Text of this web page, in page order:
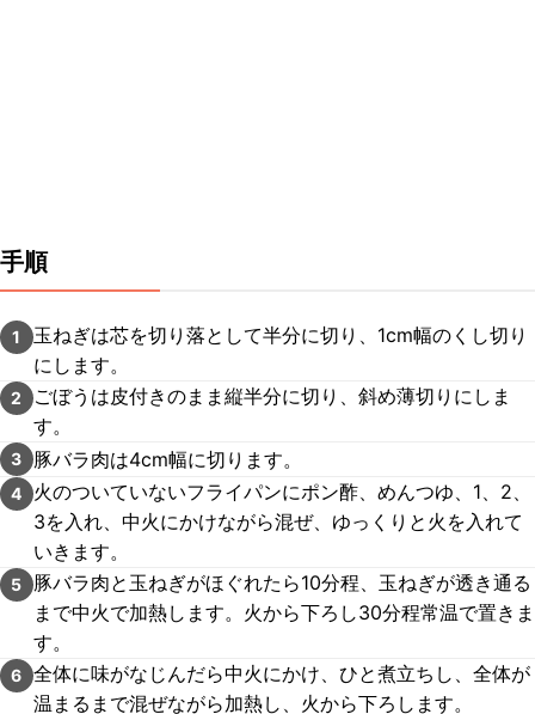
手順
1
玉ねぎは芯を切り落として半分に切り、1cm幅のくし切り
にします。
2
ごぼうは皮付きのまま縦半分に切り、斜め薄切りにしま
す。
3 豚バラ肉は4cm幅に切ります。
4
火のついていないフライパンにポン酢、めんつゆ、1、2、
3を入れ、中火にかけながら混ぜ、ゆっくりと火を入れて
いきます。
5
豚バラ肉と玉ねぎがほぐれたら10分程、玉ねぎが透き通る
まで中火で加熱します。火から下ろし30分程常温で置きま
す。
6 全体に味がなじんだら中火にかけ、ひと煮立ちし、全体が
温まるまで混ぜながら加熱し、火から下ろします。